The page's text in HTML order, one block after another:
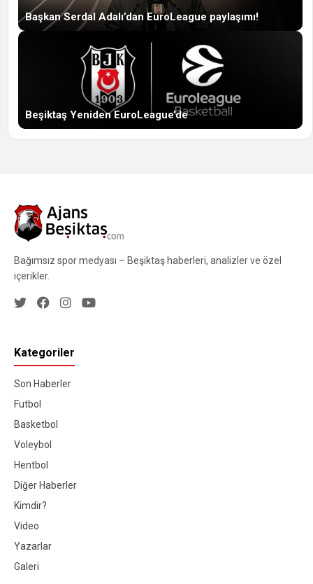
Başkan Serdal Adalı’dan EuroLeague paylaşımı!
Beşiktaş Yeniden EuroLeague’de
Bağımsız spor medyası – Beşiktaş haberleri, analizler ve özel
içerikler.
Kategoriler
Son Haberler
Futbol
Basketbol
Voleybol
Hentbol
Diğer Haberler
Kimdir?
Video
Yazarlar
Galeri